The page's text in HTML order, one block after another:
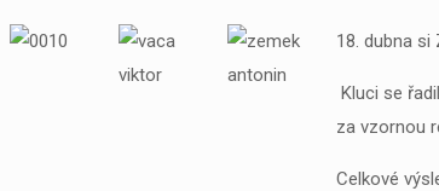
18. dubna si
Kluci se
za vzornou
Celkové